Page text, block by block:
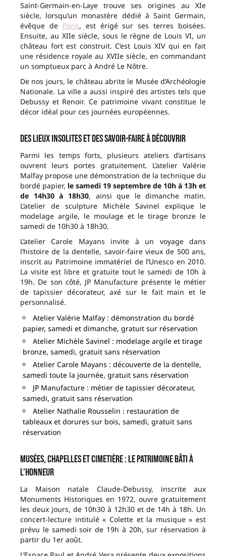
Saint-Germain-en-Laye trouve ses origines au XIe
siècle, lorsqu’un monastère dédié à Saint Germain,
évêque de Paris, est érigé sur ses terres boisées.
Ensuite, au XIIe siècle, sous le règne de Louis VI, un
château fort est construit. C’est Louis XIV qui en fait
une résidence royale au XVIIe siècle, en commandant
un somptueux parc à André Le Nôtre.
De nos jours, le château abrite le Musée d’Archéologie
Nationale. La ville a aussi inspiré des artistes tels que
Debussy et Renoir. Ce patrimoine vivant constitue le
décor idéal pour ces journées européennes.
Des lieux insolites et des savoir-faire à découvrir
Parmi les temps forts, plusieurs ateliers d’artisans
ouvrent leurs portes gratuitement. L’atelier Valérie
Malfay propose une démonstration de la technique du
bordé papier, le samedi 19 septembre de 10h à 13h et
de 14h30 à 18h30, ainsi que le dimanche matin.
L’atelier de sculpture Michèle Savinel explique le
modelage argile, le moulage et le tirage bronze le
samedi de 10h30 à 18h30.
L’atelier Carole Mayans invite à un voyage dans
l’histoire de la dentelle, savoir-faire vieux de 500 ans,
inscrit au Patrimoine immatériel de l’Unesco en 2010.
La visite est libre et gratuite tout le samedi de 10h à
19h. De son côté, JP Manufacture présente le métier
de tapissier décorateur, axé sur le fait main et le
personnalisé.
Atelier Valérie Malfay : démonstration du bordé
papier, samedi et dimanche, gratuit sur réservation
Atelier Michèle Savinel : modelage argile et tirage
bronze, samedi, gratuit sans réservation
Atelier Carole Mayans : découverte de la dentelle,
samedi toute la journée, gratuit sans réservation
JP Manufacture : métier de tapissier décorateur,
samedi, gratuit sans réservation
Atelier Nathalie Rousselin : restauration de
tableaux et dorures sur bois, samedi, gratuit sans
réservation
Musées, chapelles et cimetière : le patrimoine bâti à
l’honneur
La Maison natale Claude-Debussy, inscrite aux
Monuments Historiques en 1972, ouvre gratuitement
les deux jours, de 10h30 à 12h30 et de 14h à 18h. Un
concert-lecture intitulé « Colette et la musique » est
prévu le samedi soir de 19h à 20h, sur réservation à
partir du 1er août.